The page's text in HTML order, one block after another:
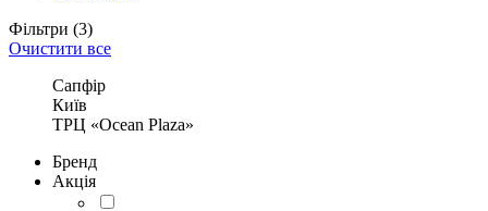
Фільтри (3)
Очистити все
Сапфір
Київ
ТРЦ «Ocean Plaza»
Бренд
Акція